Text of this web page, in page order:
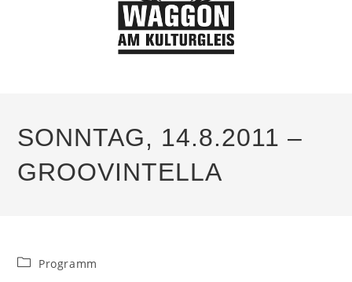
SONNTAG, 14.8.2011 –
GROOVINTELLA
Beitrags-
Programm